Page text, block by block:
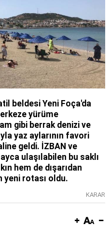
beldesi Yeni Foça'da
yürüme
gibi berrak denizi ve
yaz aylarının favori
geldi. İZBAN ve
ulaşılabilen bu saklı
hem de dışarıdan
rotası oldu.
KARAR